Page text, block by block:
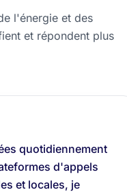
l'énergie et des
et répondent plus
quotidiennement
d'appels
et locales, je